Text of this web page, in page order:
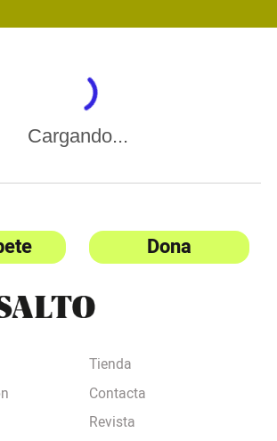
Cargando...
Dona
Tienda
Contacta
Revista